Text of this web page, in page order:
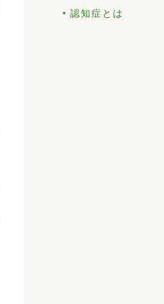
認知症とは